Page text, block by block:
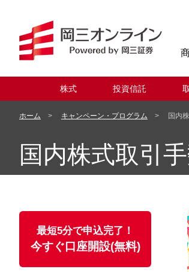
株式 投資信託
ホーム キャンペーン・プログラム 国内
国内株式取引
最短5分で申込完了！
今すぐ口座開設(無料)